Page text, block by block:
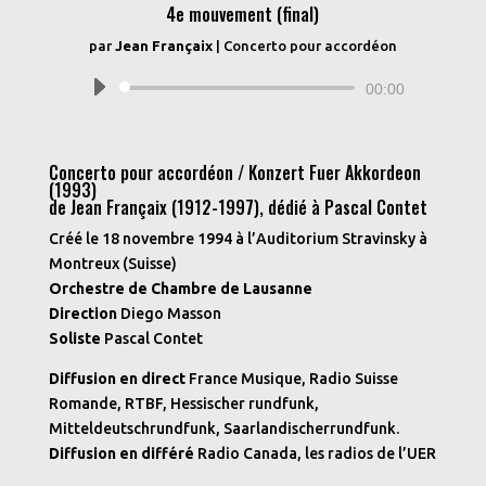
4e mouvement (final)
par Jean Françaix| Concerto pour accordéon
Lecteur
00:00
Concerto pour accordéon / Konzert Fuer Akkordeon
(1993)
de Jean Françaix (1912-1997), dédié à Pascal Contet
Créé le 18 novembre 1994 à l’Auditorium Stravinsky à
Montreux (Suisse)
Orchestre de Chambre de Lausanne
DirectionDiego Masson
Soliste Pascal Contet
Diffusion en directFrance Musique, Radio Suisse
Romande, RTBF, Hessischer rundfunk,
Mitteldeutschrundfunk, Saarlandischerrundfunk.
Diffusion en différé Radio Canada, les radios de l’UER